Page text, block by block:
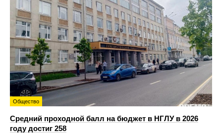
Общество
Средний проходной балл на бюджет в НГЛУ в 2026
году достиг 258